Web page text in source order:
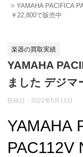
YAMAHA PACIFICA
￥22,800で販売中
楽器の買取実績
YAMAHA
ました デジマ
投稿日：2022年5月11日
YAMAHA
PAC112V